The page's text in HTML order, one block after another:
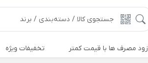
زود مصرف ها با قیمت کمتر تخفیفات ویژه